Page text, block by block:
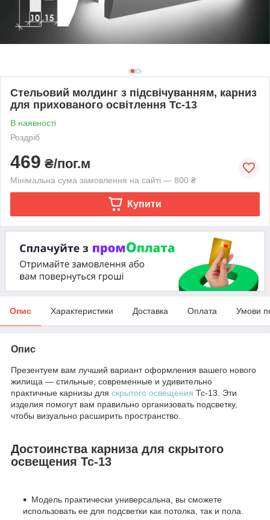
Стельовий молдинг з підсвічуванням, карниз
для прихованого освітлення Тс-13
В наявності
Роздріб
469 ₴/пог.м
Мінімальна сума замовлення на сайті — 800 ₴
Купити
Опис Характеристики Доставка Оплата Умови
Опис
Презентуем вам лучший вариант оформления вашего нового
жилища — стильные, современные и удивительно
практичные карнизы для скрытого освещения Тс-13. Эти
изделия помогут вам правильно организовать подсветку,
чтобы визуально расширить пространство.
Достоинства карниза для скрытого
освещения Тс-13
Модель практически универсальна, вы сможете
использовать ее для подсветки как потолка, так и пола.